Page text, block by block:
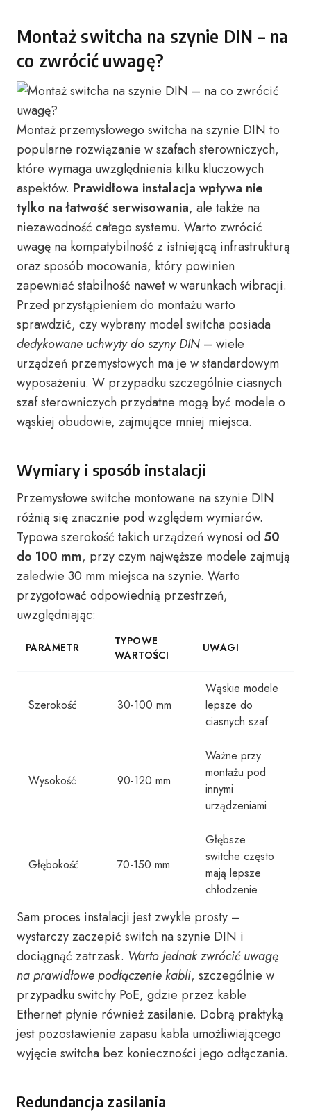
Montaż switcha na szynie DIN – na
co zwrócić uwagę?
Montaż przemysłowego switcha na szynie DIN to
popularne rozwiązanie w szafach sterowniczych,
które wymaga uwzględnienia kilku kluczowych
aspektów. Prawidłowa instalacja wpływa nie
tylko na łatwość serwisowania, ale także na
niezawodność całego systemu. Warto zwrócić
uwagę na kompatybilność z istniejącą infrastrukturą
oraz sposób mocowania, który powinien
zapewniać stabilność nawet w warunkach wibracji.
Przed przystąpieniem do montażu warto
sprawdzić, czy wybrany model switcha posiada
dedykowane uchwyty do szyny DIN – wiele
urządzeń przemysłowych ma je w standardowym
wyposażeniu. W przypadku szczególnie ciasnych
szaf sterowniczych przydatne mogą być modele o
wąskiej obudowie, zajmujące mniej miejsca.
Wymiary i sposób instalacji
Przemysłowe switche montowane na szynie DIN
różnią się znacznie pod względem wymiarów.
Typowa szerokość takich urządzeń wynosi od 50
do 100 mm, przy czym najwęższe modele zajmują
zaledwie 30 mm miejsca na szynie. Warto
przygotować odpowiednią przestrzeń,
uwzględniając:
PARAMETR
TYPOWE
WARTOŚCI
UWAGI
Szerokość 30-100 mm
Wąskie modele
lepsze do
ciasnych szaf
Wysokość 90-120 mm
Ważne przy
montażu pod
innymi
urządzeniami
Głębokość 70-150 mm
Głębsze
switche często
mają lepsze
chłodzenie
Sam proces instalacji jest zwykle prosty –
wystarczy zaczepić switch na szynie DIN i
dociągnąć zatrzask. Warto jednak zwrócić uwagę
na prawidłowe podłączenie kabli, szczególnie w
przypadku switchy PoE, gdzie przez kable
Ethernet płynie również zasilanie. Dobrą praktyką
jest pozostawienie zapasu kabla umożliwiającego
wyjęcie switcha bez konieczności jego odłączania.
Redundancja zasilania